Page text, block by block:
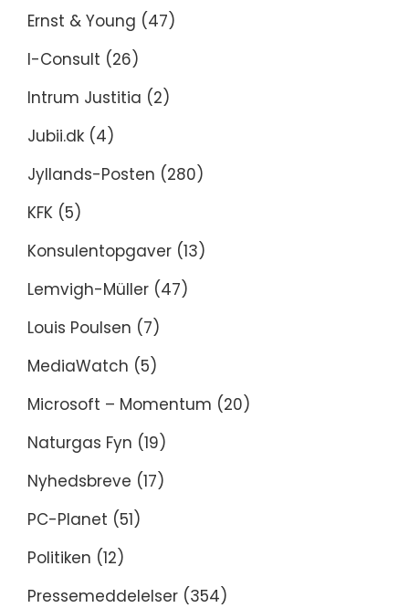
Ernst & Young (47)
I-Consult (26)
Intrum Justitia (2)
Jubii.dk (4)
Jyllands-Posten (280)
KFK (5)
Konsulentopgaver (13)
Lemvigh-Müller (47)
Louis Poulsen (7)
MediaWatch (5)
Microsoft – Momentum (20)
Naturgas Fyn (19)
Nyhedsbreve (17)
PC-Planet (51)
Politiken (12)
Pressemeddelelser (354)